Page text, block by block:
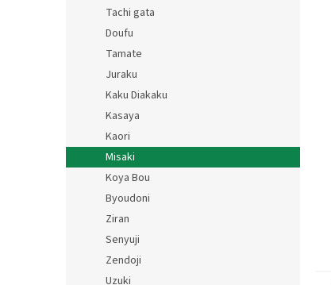
Tachi gata
Doufu
Tamate
Juraku
Kaku Diakaku
Kasaya
Kaori
Misaki
Koya Bou
Byoudoni
Ziran
Senyuji
Zendoji
Uzuki